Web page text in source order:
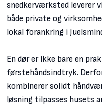
snedkerværksted leverer
både private og
lokal forankring i
En dør er ikke bare en
førstehåndsindtryk.
kombinerer solidt
løsning tilpasses husets